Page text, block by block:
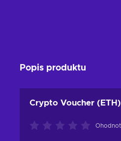
Popis produktu
Crypto Voucher (ETH)